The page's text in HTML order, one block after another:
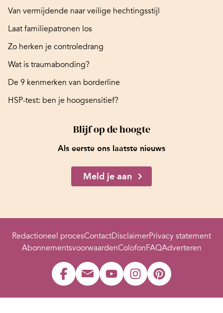
Van vermijdende naar veilige hechtingsstijl
Laat familiepatronen los
Zo herken je controledrang
Wat is traumabonding?
De 9 kenmerken van borderline
HSP-test: ben je hoogsensitief?
Blijf op de hoogte
Als eerste ons laatste nieuws
Meld je aan
Redactioneel procesContactDisclaimerPrivacy statement
AbonnementsvoorwaardenColofonFAQAdverteren